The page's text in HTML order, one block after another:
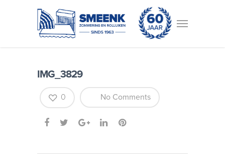
IMG_3829
No Comments
0